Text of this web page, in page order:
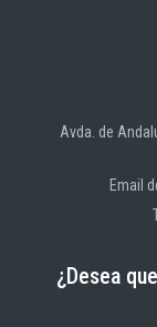
Avda. de
Email
¿Desea